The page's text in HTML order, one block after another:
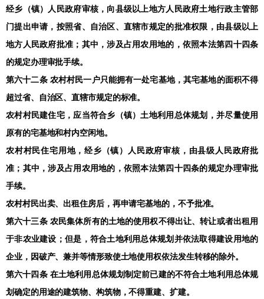
经乡（镇）人民政府审核，向县级以上地方人民政府土地行政主管部
门提出申请，按照省、自治区、直辖市规定的批准权限，由县级以上
地方人民政府批准；其中，涉及占用农用地的，依照本法第四十四条
的规定办理审批手续。
第六十二条 农村村民一户只能拥有一处宅基地，其宅基地的面积不得
超过省、自治区、直辖市规定的标准。
农村村民建住宅，应当符合乡（镇）土地利用总体规划，并尽量使用
原有的宅基地和村内空闲地。
农村村民住宅用地，经乡（镇）人民政府审核，由县级人民政府批
准；其中，涉及占用农用地的，依照本法第四十四条的规定办理审批
手续。
农村村民出卖、出租住房后，再申请宅基地的，不予批准。
第六十三条 农民集体所有的土地的使用权不得出让、转让或者出租用
于非农业建设；但是，符合土地利用总体规划并依法取得建设用地的
企业，因破产、兼并等情形致使土地使用权依法发生转移的除外。
第六十四条 在土地利用总体规划制定前已建的不符合土地利用总体规
划确定的用途的建筑物、构筑物，不得重建、扩建。